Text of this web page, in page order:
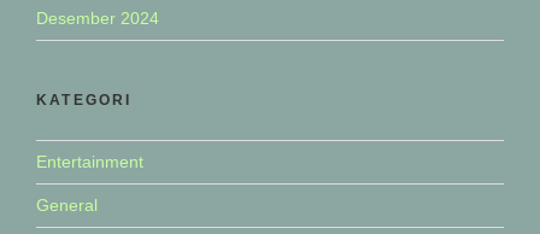
Desember 2024
KATEGORI
Entertainment
General